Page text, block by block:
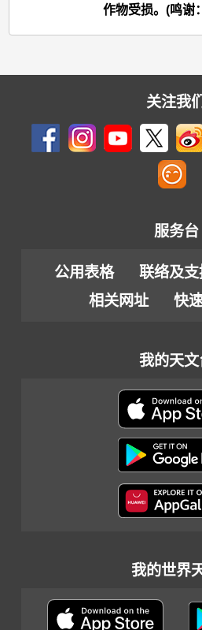
作物受损。(鸣谢
关注我
服务台
公用表格 联络及支
相关网址
快
我的天文
我的世界